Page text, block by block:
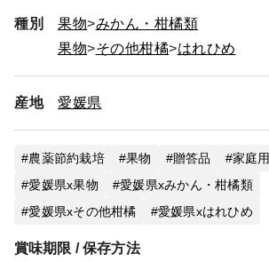
種別 果物
みかん・柑橘類
果物
その他柑橘 はれひめ
産地 愛媛県
農薬節約栽培 果物 贈答品 家庭用
愛媛県x果物
愛媛県xみかん・柑橘類
愛媛県xその他柑橘
愛媛県xはれひめ
賞味期限 / 保存方法